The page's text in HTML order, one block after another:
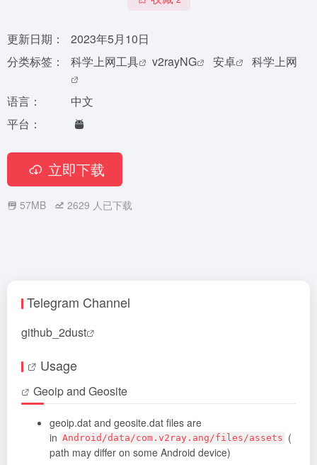
更新日期：
2023年5月10日
分类标签：
科学上网工具 v2rayNG 安卓 科学上网
语言：
中文
平台：
立即下载
57MB 2629 人已下载
Telegram Channel
github_2dust
Usage
Geoip and Geosite
geoip.dat and geosite.dat files are
in Android/data/com.v2ray.ang/files/assets (
path may differ on some Android device)